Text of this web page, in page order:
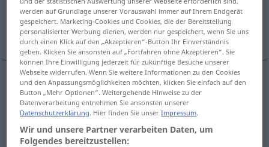
advisory board
adviser BeiratPerson
werden auf Grundlage unserer Vorauswahl immer auf Ihrem Endgerät
gespeichert. Marketing-Cookies und Cookies, die der Bereitstellung
personalisierter Werbung dienen, werden nur gespeichert, wenn Sie uns
durch einen Klick auf den „Akzeptieren“-Button Ihr Einverständnis
geben. Klicken Sie ansonsten auf „Fortfahren ohne Akzeptieren“. Sie
können Ihre Einwilligung jederzeit für zukünftige Besuche unserer
Webseite widerrufen. Wenn Sie weitere Informationen zu den Cookies
und den Anpassungsmöglichkeiten möchten, klicken Sie einfach auf den
Button „Mehr Optionen“. Weitergehende Hinweise zu der
Datenverarbeitung entnehmen Sie ansonsten unserer
Datenschutzerklärung. Hier finden Sie unserImpressum.
Wir und unsere Partner verarbeiten Daten, um
Folgendes bereitzustellen: